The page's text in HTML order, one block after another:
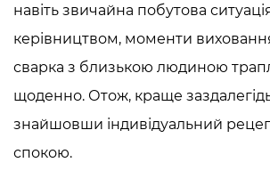
навіть звичайна побутова
керівництвом, моменти
сварка з близькою людиною
щоденно. Отож, краще заздалегідь
знайшовши індивідуальний
спокою.